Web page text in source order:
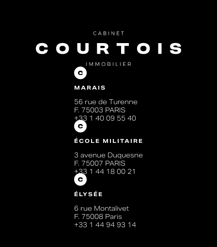
MARAIS
56 rue de Turenne
F. 75003 PARIS
+33 1 40 09 55 40
ÉCOLE MILITAIRE
3 avenue Duquesne
F. 75007 PARIS
+33 1 44 18 00 21
ÉLYSÉE
6 rue Montalivet
F. 75008 Paris
+33 1 44 94 93 14